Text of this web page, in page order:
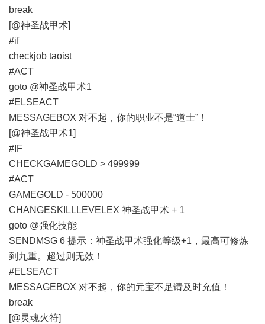
break
[@神圣战甲术]
#if
checkjob taoist
#ACT
goto @神圣战甲术1
#ELSEACT
MESSAGEBOX 对不起，你的职业不是“道士”！
[@神圣战甲术1]
#IF
CHECKGAMEGOLD > 499999
#ACT
GAMEGOLD - 500000
CHANGESKILLLEVELEX 神圣战甲术 + 1
goto @强化技能
SENDMSG 6 提示：神圣战甲术强化等级+1，最高可修炼
到九重。超过则无效！
#ELSEACT
MESSAGEBOX 对不起，你的元宝不足请及时充值！
break
[@灵魂火符]